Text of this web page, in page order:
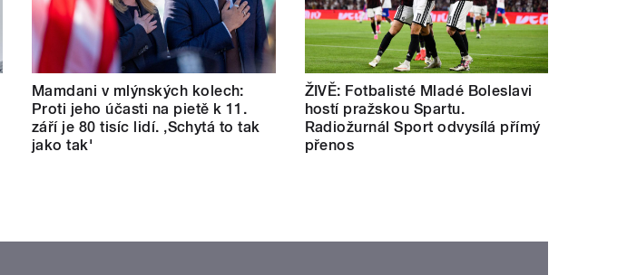
Mamdani v mlýnských kolech:
Proti jeho účasti na pietě k 11.
září je 80 tisíc lidí. ‚Schytá to tak
jako tak'
ŽIVĚ: Fotbalisté Mladé Boleslavi
hostí pražskou Spartu.
Radiožurnál Sport odvysílá přímý
přenos